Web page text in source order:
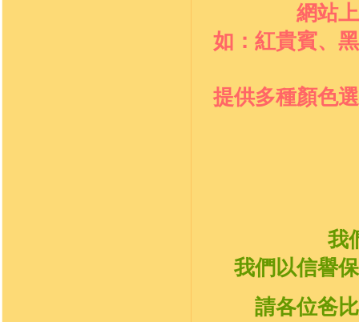
網站
如：紅貴賓、
提供多種顏色
我
我們以信譽
請各位爸